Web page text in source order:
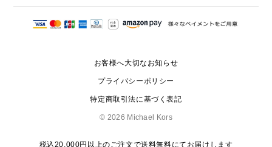
サンダル
スニーカー
▶ ウェア
サイズ交換はできますか？
会社概要
お客様へ大切なお知らせ
プライバシーポリシー
特定商取引法に基づく表記
© 2026 Michael Kors
税込20,000円以上のご注文で送料無料にてお届けします